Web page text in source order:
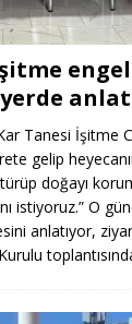
Tanesi İşitme
gelip
doğayı
istiyoruz.” O
anlatıyor,